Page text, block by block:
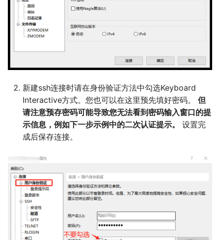
新建ssh连接时请在身份验证方法中勾选Keyboard
Interactive方式。您也可以在这里预先填好密码。 但
请注意预存密码可能导致您无法看到密码输入窗口的提
示信息，例如下一步示例中的二次认证提示。
设置完
成后保存连接。